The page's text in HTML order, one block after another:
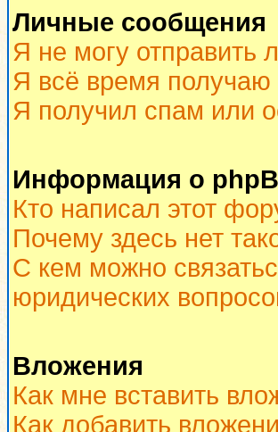
Личные сообщения
Я не могу отправить
Я всё время
Я получил спам или
Информация о
Кто написал этот
Почему здесь нет
С кем можно
юридических
Вложения
Как мне вставить
Как добавить